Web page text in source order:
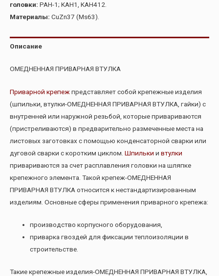
головки: PAH-1; KAH1, KAH412.
Материалы: CuZn37 (Ms63).
Описание
ОМЕДНЕННАЯ ПРИВАРНАЯ ВТУЛКА
Приварной крепеж представляет собой крепежные изделия
(шпильки, втулки-ОМЕДНЕННАЯ ПРИВАРНАЯ ВТУЛКА, гайки) с
внутренней или наружной резьбой, которые привариваются
(пристреливаются) в предварительно размеченные места на
листовых заготовках с помощью конденсаторной сварки или
дуговой сварки с коротким циклом. Шпильки и втулки
привариваются за счет расплавления головки на шляпке
крепежного элемента. Такой крепеж-ОМЕДНЕННАЯ
ПРИВАРНАЯ ВТУЛКА относится к нестандартизированным
изделиям. Основные сферы применения приварного крепежа:
производство корпусного оборудования,
приварка гвоздей для фиксации теплоизоляции в
строительстве.
Такие крепежные изделия-ОМЕДНЕННАЯ ПРИВАРНАЯ ВТУЛКА,